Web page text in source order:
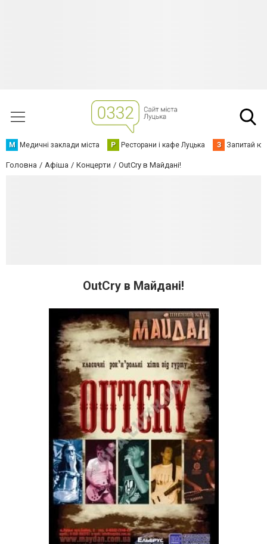
М Медичні заклади міста Р Ресторани і кафе Луцька З Запитай
Головна Афіша Концерти OutCry в Майдані!
OutCry в Майдані!